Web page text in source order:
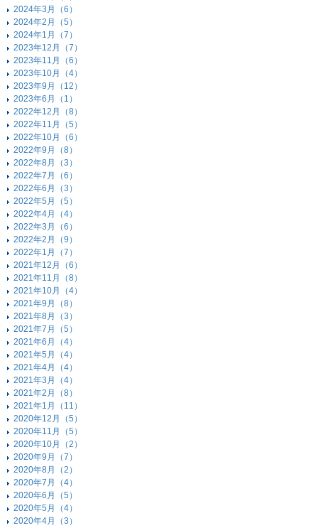
2024年3月（6）
2024年2月（5）
2024年1月（7）
2023年12月（7）
2023年11月（6）
2023年10月（4）
2023年9月（12）
2023年6月（1）
2022年12月（8）
2022年11月（5）
2022年10月（6）
2022年9月（8）
2022年8月（3）
2022年7月（6）
2022年6月（3）
2022年5月（5）
2022年4月（4）
2022年3月（6）
2022年2月（9）
2022年1月（7）
2021年12月（6）
2021年11月（8）
2021年10月（4）
2021年9月（8）
2021年8月（3）
2021年7月（5）
2021年6月（4）
2021年5月（4）
2021年4月（4）
2021年3月（4）
2021年2月（8）
2021年1月（11）
2020年12月（5）
2020年11月（5）
2020年10月（2）
2020年9月（7）
2020年8月（2）
2020年7月（4）
2020年6月（5）
2020年5月（4）
2020年4月（3）